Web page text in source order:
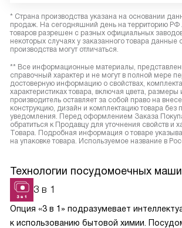
* Страна производства указана на основании
продаж. На сегодняшний день на территорию РФ
товаров разрешен с разных официальных
некоторых случаях у заказанного товара данные
производства могут отличаться.
** Все информационные материалы,
справочный характер и не могут в полной мере
достоверную информацию о свойствах,
характеристиках товара, включая цвета,
производитель оставляет за собой право на
конструкцию, дизайн и комплектацию товара без
уведомления. Перед оформлением Заказа
обратиться к Продавцу для уточнения свойств и
Товара. Подробная информация о товаре
на упаковке товара. Используемое название в
Технологии посудомоечных
3 в 1
Опция «3 в 1» подразумевает
к использованию бытовой химии.